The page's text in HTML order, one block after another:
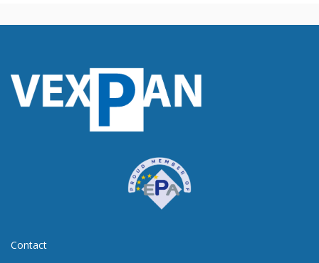
Contact